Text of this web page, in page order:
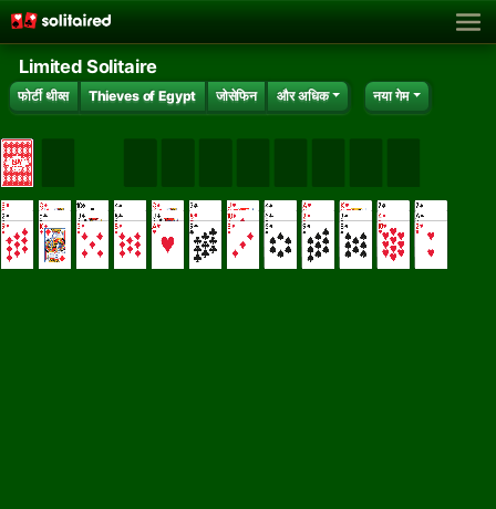
Limited Solitaire
फोर्टी थीव्स Thieves of Egypt जोसेफिन और अधिक नया गेम